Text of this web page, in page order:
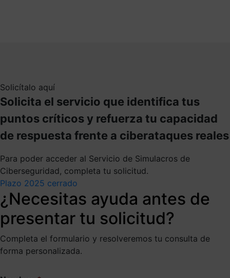
Solicítalo aquí
¿Necesitas ayuda antes de
presentar tu solicitud?
Completa el formulario y resolveremos tu consulta de
forma personalizada.
Solicita el servicio que identifica tus
puntos críticos y refuerza tu capacidad
de respuesta frente a ciberataques reales
Para poder acceder al Servicio de Simulacros de
Ciberseguridad, completa tu solicitud.
Plazo 2025 cerrado